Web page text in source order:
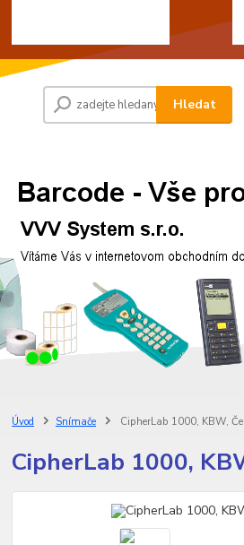
Hledat
Úvod Snímače CipherLab 1000, KBW,
CipherLab 1000,